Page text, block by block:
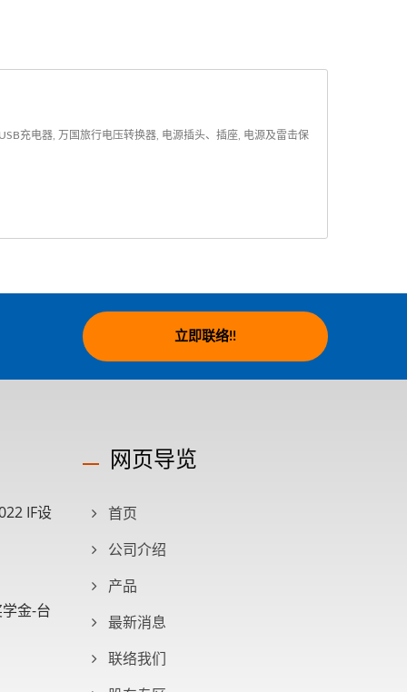
充电器, 万国旅行电压转换器, 电源插头、插座, 电源及雷击保
立即联络!!
IF设
金-台
网页导览
首页
公司介绍
产品
最新消息
联络我们